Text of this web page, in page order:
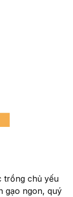
trồng chủ yếu
gạo ngon, quý